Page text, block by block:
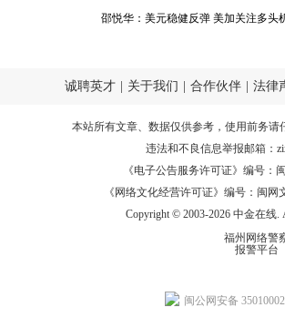
邵悦华：美元稳健反弹 美加关注多头
诚聘英才 关于我们 合作伙伴 法律
本站所有文章、数据仅供参考，使用前务请
违法和不良信息举报邮箱：
《电子公告服务许可证》编号：闽
《网络文化经营许可证》编号：闽网
Copyright © 2003-2026 中金在线.
福州网络警
报警平台
闽公网安备